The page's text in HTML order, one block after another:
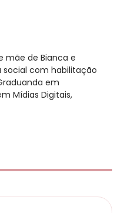
mãe de Bianca e
social com habilitação
em
Mídias Digitais,